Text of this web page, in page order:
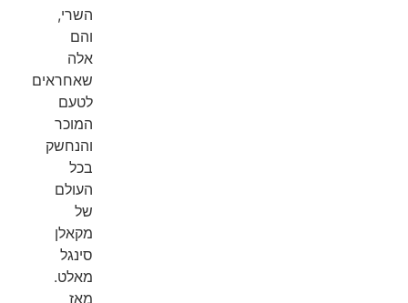
השרי,
והם
אלה
שאחראים
לטעם
המוכר
והנחשק
בכל
העולם
של
מקאלן
סינגל
מאלט.
מאז